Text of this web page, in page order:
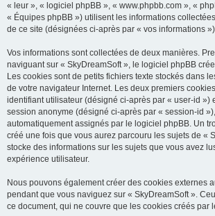
« leur », « logiciel phpBB », « www.phpbb.com », «
« Équipes phpBB ») utilisent les informations
de ce site (désignées ci-après par « vos informations
Vos informations sont collectées de deux manières.
naviguant sur « SkyDreamSoft », le logiciel phpBB
Les cookies sont de petits fichiers texte stockés dans
de votre navigateur Internet. Les deux premiers
identifiant utilisateur (désigné ci-après par « user-id »)
session anonyme (désigné ci-après par « session-id
automatiquement assignés par le logiciel phpBB. Un
créé une fois que vous aurez parcouru les sujets de «
stocke des informations sur les sujets que vous avez
expérience utilisateur.
Nous pouvons également créer des cookies externes
pendant que vous naviguez sur « SkyDreamSoft ».
ce document, qui ne couvre que les cookies créés par